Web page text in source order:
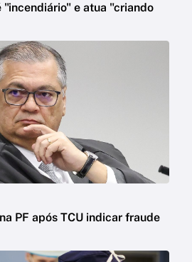
"incendiário" e atua "criando
PF após TCU indicar fraude